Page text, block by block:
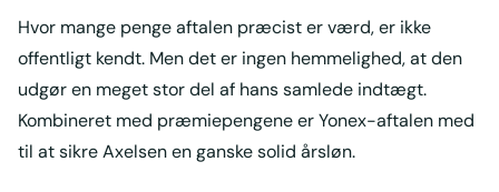
Hvor mange penge aftalen præcist er værd, er ikke
offentligt kendt. Men det er ingen hemmelighed, at den
udgør en meget stor del af hans samlede indtægt.
Kombineret med præmiepengene er Yonex-aftalen med
til at sikre Axelsen en ganske solid årsløn.